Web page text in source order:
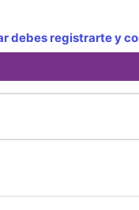
debes registrarte y